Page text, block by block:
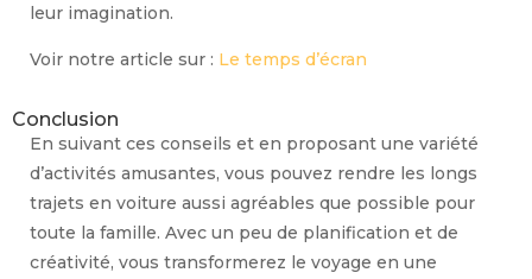
leur imagination.
Voir notre article sur : Le temps d’écran
Conclusion
En suivant ces conseils et en proposant une variété
d’activités amusantes, vous pouvez rendre les longs
trajets en voiture aussi agréables que possible pour
toute la famille. Avec un peu de planification et de
créativité, vous transformerez le voyage en une